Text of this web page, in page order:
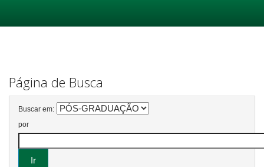
Página de Busca
Buscar em:
por